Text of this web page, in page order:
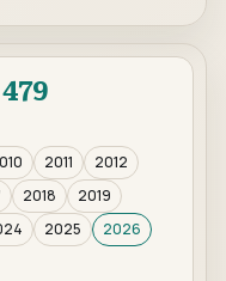
2011
2012
2018
2019
2025
2026